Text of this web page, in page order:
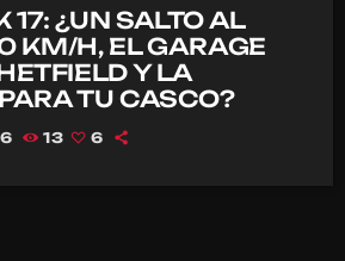
17: ¿UN SALTO AL
KM/H, EL GARAGE
Y LA
TU CASCO?
13 6